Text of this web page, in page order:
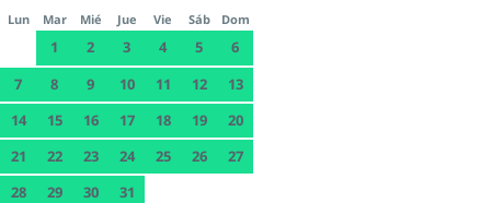
Lun Mar Mié Jue Vie Sáb Dom
1 2 3 4 5
6
7
8 9 10 11 12
13
14
15 16 17 18 19
20
21
22 23 24 25 26
27
28
29 30 31